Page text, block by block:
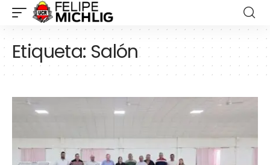
Etiqueta: Salón